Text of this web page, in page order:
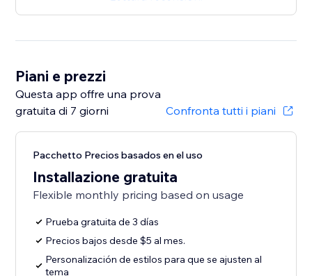
Piani e prezzi
Questa app offre una prova
gratuita di 7 giorni
Confronta tutti i piani
Pacchetto Precios basados en el uso
Installazione gratuita
Flexible monthly pricing based on usage
Prueba gratuita de 3 días
Precios bajos desde $5 al mes.
Personalización de estilos para que se ajusten al
tema